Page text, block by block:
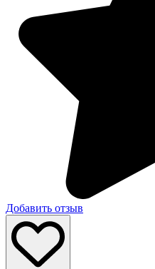
Добавить отзыв